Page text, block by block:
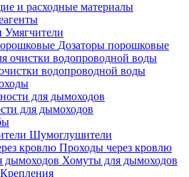
и расходные материалы
Умягчители
Дозаторы порошковые
водопроводной воды
для дымоходов
Шумоглушители
Проходы через кровлю
Хомуты для дымоходов
Крепления